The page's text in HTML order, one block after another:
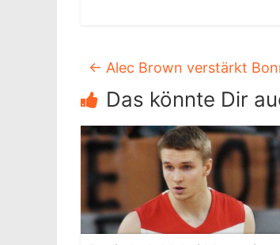
← Alec Brown verstärkt
Das könnte Dir